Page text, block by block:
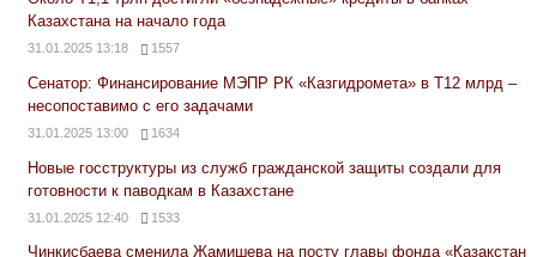
Казахстана на начало года
31.01.2025 13:18 1557
Сенатор: Финансирование МЭПР РК «Казгидромета» в Т12 млрд –
несопоставимо с его задачами
31.01.2025 13:00 1634
Новые госструктуры из служб гражданской защиты создали для
готовности к паводкам в Казахстане
31.01.2025 12:40 1533
Чинкисбаева сменила Жамишева на посту главы фонда «Қазақстан